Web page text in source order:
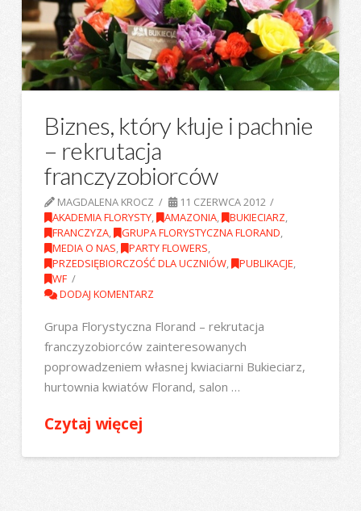
Biznes, który kłuje i pachnie
– rekrutacja
franczyzobiorców
MAGDALENA KROCZ
11 CZERWCA 2012
AKADEMIA FLORYSTY, AMAZONIA, BUKIECIARZ,
FRANCZYZA, GRUPA FLORYSTYCZNA FLORAND,
MEDIA O NAS, PARTY FLOWERS,
PRZEDSIĘBIORCZOŚĆ DLA UCZNIÓW, PUBLIKACJE,
WF
DODAJ KOMENTARZ
Grupa Florystyczna Florand – rekrutacja
franczyzobiorców zainteresowanych
poprowadzeniem własnej kwiaciarni Bukieciarz,
hurtownia kwiatów Florand, salon …
Czytaj więcej